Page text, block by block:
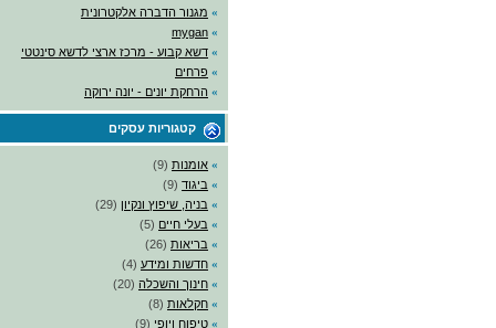
» מגנור הדברה אלקטרונית
»
mygan
» דשא קבוע - מרכז ארצי לדשא סינטטי
» פרחים
» הרחקת יונים - יונה ירוקה
קטגוריות עסקים
» אומנות (9)
» ביגוד (9)
» בניה, שיפוץ ונקיון (29)
» בעלי חיים (5)
» בריאות (26)
» חדשות ומידע (4)
» חינוך והשכלה (20)
» חקלאות (8)
» טיפוח ויופי (9)